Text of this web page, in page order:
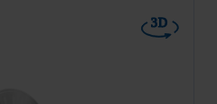
3D